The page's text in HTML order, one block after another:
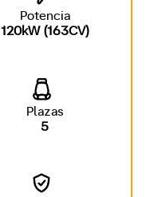
Potencia
120kW (163CV)
Plazas
5